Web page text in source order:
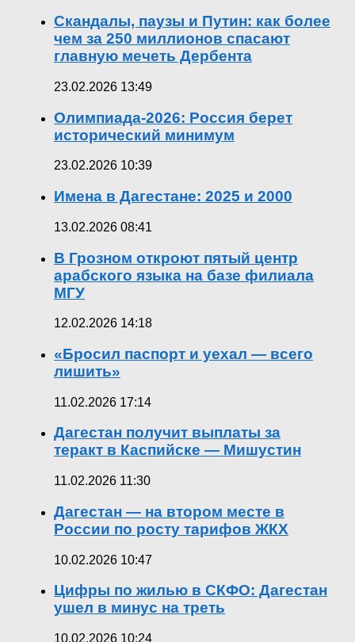
Скандалы, паузы и Путин: как более
чем за 250 миллионов спасают
главную мечеть Дербента
23.02.2026 13:49
Олимпиада-2026: Россия берет
исторический минимум
23.02.2026 10:39
Имена в Дагестане: 2025 и 2000
13.02.2026 08:41
В Грозном откроют пятый центр
арабского языка на базе филиала
МГУ
12.02.2026 14:18
«Бросил паспорт и уехал — всего
лишить»
11.02.2026 17:14
Дагестан получит выплаты за
теракт в Каспийске — Мишустин
11.02.2026 11:30
Дагестан — на втором месте в
России по росту тарифов ЖКХ
10.02.2026 10:47
Цифры по жилью в СКФО: Дагестан
ушел в минус на треть
10.02.2026 10:24